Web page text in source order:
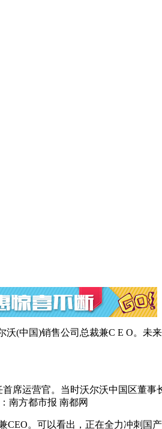
沃(中国)销售公司总裁兼C E O。未
席运营官。当时沃尔沃中国区董事
南方都市报 南都网
。可以看出，正在全力冲刺国